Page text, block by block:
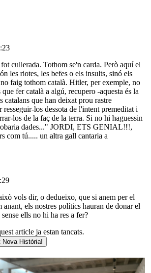
cullerada. Tothom se'n carda. Però aquí el
les riotes, les befes o els insults, sinó els
faig tothom català. Hitler, per exemple, no
que fer català a algú, recupero -aquesta és la
catalans que han deixat prou rastre
resseguir-los dessota de l'intent premeditat i
los de la faç de la terra. Si no hi haguessin
dades..." JORDI, ETS GENIAL!!!,
com tú..... un altra gall cantaria a
vols dir, o dedueixo, que si anem per el
anant, els nostres polítics hauran de donar el
ells no hi ha res a fer?
article ja estan tancats.
Història!